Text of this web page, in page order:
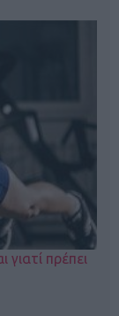
γιατί πρέπει